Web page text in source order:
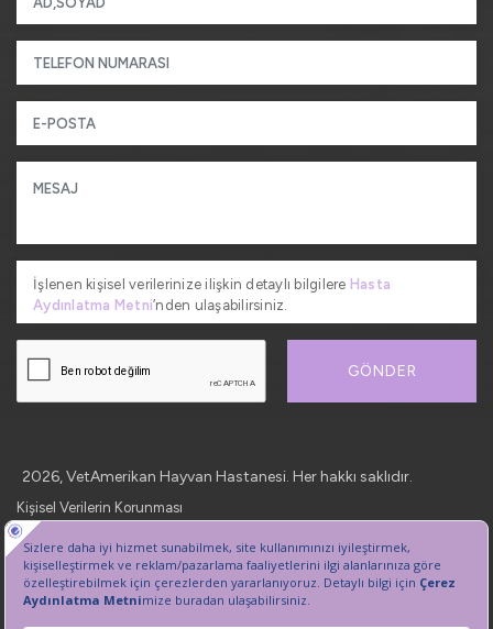
İşlenen kişisel verilerinize ilişkin detaylı bilgilere Hasta
Aydınlatma Metni’nden ulaşabilirsiniz.
GÖNDER
2026, VetAmerikan Hayvan Hastanesi. Her hakkı saklıdır.
Kişisel Verilerin Korunması
Sanal Tur
Çerez Tercihlerini Yönetin